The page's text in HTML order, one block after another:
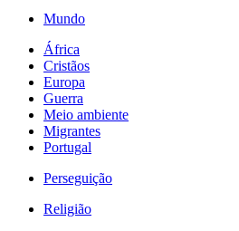
Mundo
África
Cristãos
Europa
Guerra
Meio ambiente
Migrantes
Portugal
Perseguição
Religião